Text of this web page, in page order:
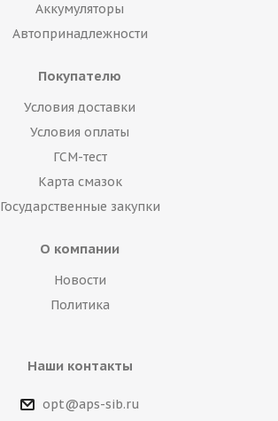
Аккумуляторы
Автопринадлежности
Покупателю
Условия доставки
Условия оплаты
ГСМ-тест
Карта смазок
Государственные закупки
О компании
Новости
Политика
Наши контакты
opt@aps-sib.ru